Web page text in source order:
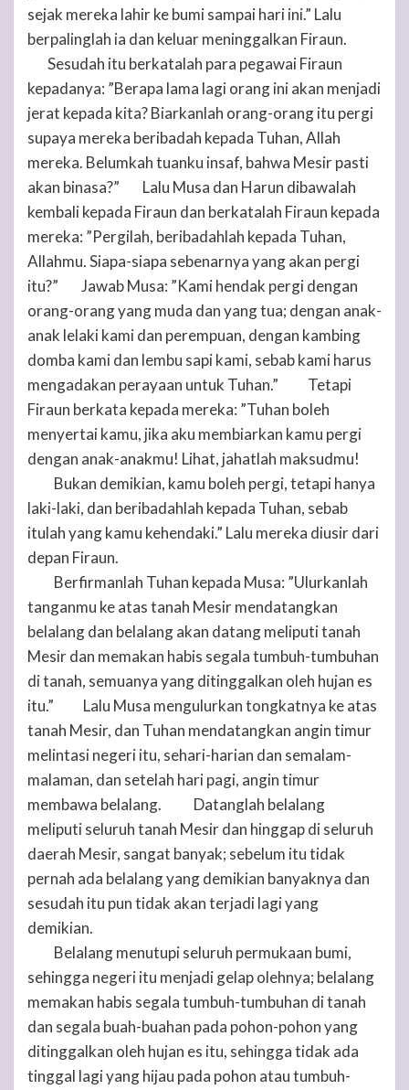
sejak mereka lahir ke bumi sampai hari ini.” Lalu
berpalinglah ia dan keluar meninggalkan Firaun.
Sesudah itu berkatalah para pegawai Firaun
kepadanya: ”Berapa lama lagi orang ini akan menjadi
jerat kepada kita? Biarkanlah orang-orang itu pergi
supaya mereka beribadah kepada Tuhan, Allah
mereka. Belumkah tuanku insaf, bahwa Mesir pasti
akan binasa?”
Lalu Musa dan Harun dibawalah
kembali kepada Firaun dan berkatalah Firaun kepada
mereka: ”Pergilah, beribadahlah kepada Tuhan,
Allahmu. Siapa-siapa sebenarnya yang akan pergi
itu?”
Jawab Musa: ”Kami hendak pergi dengan
orang-orang yang muda dan yang tua; dengan anak-
anak lelaki kami dan perempuan, dengan kambing
domba kami dan lembu sapi kami, sebab kami harus
mengadakan perayaan untuk Tuhan.”
Tetapi
Firaun berkata kepada mereka: ”Tuhan boleh
menyertai kamu, jika aku membiarkan kamu pergi
dengan anak-anakmu! Lihat, jahatlah maksudmu!
Bukan demikian, kamu boleh pergi, tetapi hanya
laki-laki, dan beribadahlah kepada Tuhan, sebab
itulah yang kamu kehendaki.” Lalu mereka diusir dari
depan Firaun.
Berfirmanlah Tuhan kepada Musa: ”Ulurkanlah
tanganmu ke atas tanah Mesir mendatangkan
belalang dan belalang akan datang meliputi tanah
Mesir dan memakan habis segala tumbuh-tumbuhan
di tanah, semuanya yang ditinggalkan oleh hujan es
itu.”
Lalu Musa mengulurkan tongkatnya ke atas
tanah Mesir, dan Tuhan mendatangkan angin timur
melintasi negeri itu, sehari-harian dan semalam-
malaman, dan setelah hari pagi, angin timur
membawa belalang.
Datanglah belalang
meliputi seluruh tanah Mesir dan hinggap di seluruh
daerah Mesir, sangat banyak; sebelum itu tidak
pernah ada belalang yang demikian banyaknya dan
sesudah itu pun tidak akan terjadi lagi yang
demikian.
Belalang menutupi seluruh permukaan bumi,
sehingga negeri itu menjadi gelap olehnya; belalang
memakan habis segala tumbuh-tumbuhan di tanah
dan segala buah-buahan pada pohon-pohon yang
ditinggalkan oleh hujan es itu, sehingga tidak ada
tinggal lagi yang hijau pada pohon atau tumbuh-